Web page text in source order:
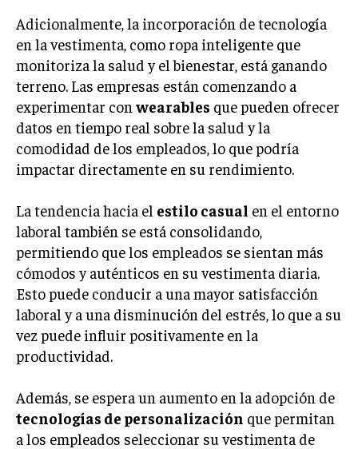
Adicionalmente, la incorporación de tecnología
en la vestimenta, como ropa inteligente que
monitoriza la salud y el bienestar, está ganando
terreno. Las empresas están comenzando a
experimentar con wearables que pueden ofrecer
datos en tiempo real sobre la salud y la
comodidad de los empleados, lo que podría
impactar directamente en su rendimiento.
La tendencia hacia el estilo casual en el entorno
laboral también se está consolidando,
permitiendo que los empleados se sientan más
cómodos y auténticos en su vestimenta diaria.
Esto puede conducir a una mayor satisfacción
laboral y a una disminución del estrés, lo que a su
vez puede influir positivamente en la
productividad.
Además, se espera un aumento en la adopción de
tecnologías de personalización que permitan
a los empleados seleccionar su vestimenta de